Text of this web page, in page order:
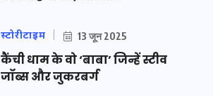
स्टोरीटाइम 13 जून 2025
कैंची धाम के वो ‘बाबा’ जिन्हें स्टीव
जॉब्स और जुकरबर्ग